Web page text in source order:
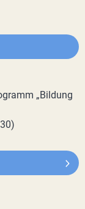
„Bildung